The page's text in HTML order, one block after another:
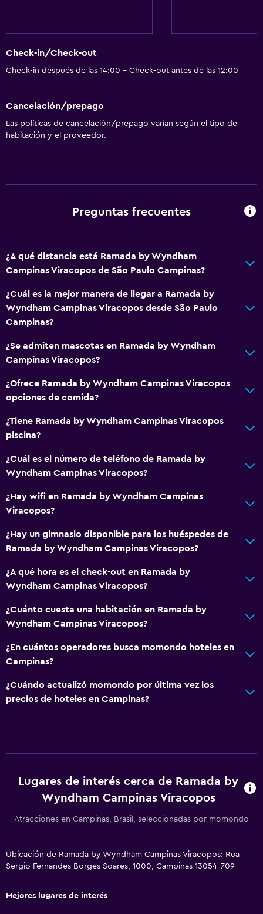
Wifi gratis
Wifi disponible en todas las instalaciones
Toallas
Alarma de humo
Papeleras
Servicios y facilidades
Servicio de despertador
Caja fuerte
Minimercado en las instalaciones
Acceso con tarjeta
Botella de agua
Tetera eléctrica
Minibar
Bar/lounge
Tetera
Ducha
Secador de pelo
Aseo
Baño privado
Ducha italiana
Check-in/Check-out
Check-in después de las 14:00 - Check-out antes de las 12:00
Cancelación/prepago
Las políticas de cancelación/prepago varían según el tipo de
habitación y el proveedor.
Preguntas frecuentes
¿A qué distancia está Ramada by Wyndham
Campinas Viracopos de São Paulo Campinas?
¿Cuál es la mejor manera de llegar a Ramada by
Wyndham Campinas Viracopos desde São Paulo
Campinas?
¿Se admiten mascotas en Ramada by Wyndham
Campinas Viracopos?
¿Ofrece Ramada by Wyndham Campinas Viracopos
opciones de comida?
¿Tiene Ramada by Wyndham Campinas Viracopos
piscina?
¿Cuál es el número de teléfono de Ramada by
Wyndham Campinas Viracopos?
¿Hay wifi en Ramada by Wyndham Campinas
Viracopos?
¿Hay un gimnasio disponible para los huéspedes de
Ramada by Wyndham Campinas Viracopos?
¿A qué hora es el check-out en Ramada by
Wyndham Campinas Viracopos?
¿Cuánto cuesta una habitación en Ramada by
Wyndham Campinas Viracopos?
¿En cuántos operadores busca momondo hoteles en
Campinas?
¿Cuándo actualizó momondo por última vez los
precios de hoteles en Campinas?
Lugares de interés cerca de Ramada by
Wyndham Campinas Viracopos
Atracciones en Campinas, Brasil, seleccionadas por momondo
Ubicación de Ramada by Wyndham Campinas Viracopos: Rua
Sergio Fernandes Borges Soares, 1000, Campinas 13054-709
Mejores lugares de interés